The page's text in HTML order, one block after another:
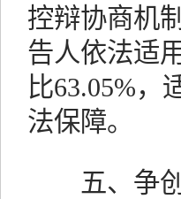
控辩协商机
告人依法适
比63.05%，
法保障。
五、争